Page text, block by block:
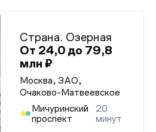
Страна. Озерная
От 24,0 до 79,8
млн ₽
Москва, ЗАО,
Очаково-Матвеевское
Мичуринский
проспект
20
минут